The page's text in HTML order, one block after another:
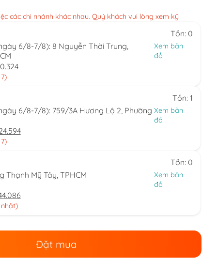
các chi nhánh khác nhau. Quý khách vui lòng xem kỹ
Tồn: 0
6/8-7/8): 8 Nguyễn Thời Trung,
Xem bản
đồ
Tồn: 1
6/8-7/8): 759/3A Hương Lộ 2, Phường Xem bản
đồ
Tồn: 0
Thạnh Mỹ Tây, TPHCM
Xem bản
đồ
Đặt mua